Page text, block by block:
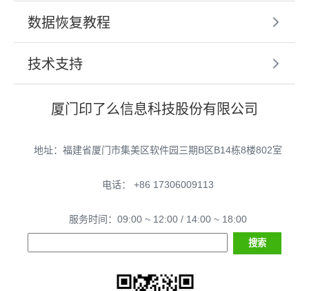
数据恢复教程
技术支持
厦门印了么信息科技股份有限公司
地址：福建省厦门市集美区软件园三期B区B14栋8楼802室
电话： +86 17306009113
服务时间：09:00 ~ 12:00 / 14:00 ~ 18:00